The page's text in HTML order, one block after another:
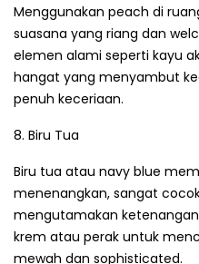
Menggunakan peach di
suasana yang riang dan
elemen alami seperti kayu
hangat yang menyambut
penuh keceriaan.
8. Biru Tua
Biru tua atau navy blue
menenangkan, sangat
mengutamakan
krem atau perak untuk
mewah dan sophisticated.